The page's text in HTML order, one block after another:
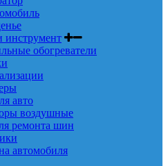
инструмент
обогреватели
авто
воздушные
ремонта шин
автомобиля